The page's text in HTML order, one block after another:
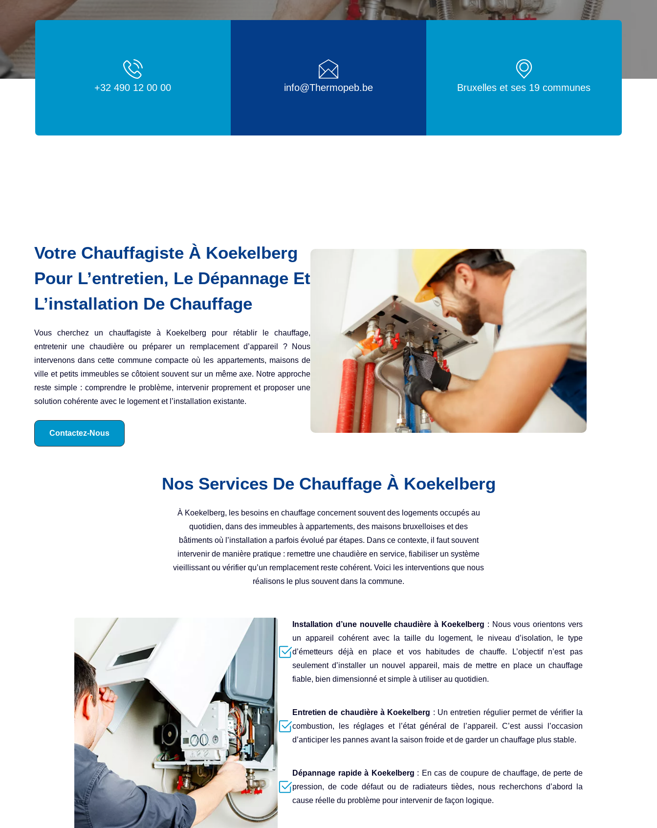
+32 490 12 00 00 info@Thermopeb.be Bruxelles et ses 19 communes
Votre Chauffagiste À Koekelberg
Pour L’entretien, Le Dépannage Et
L’installation De Chauffage
Vous cherchez un chauffagiste à Koekelberg pour rétablir le chauffage,
entretenir une chaudière ou préparer un remplacement d’appareil ? Nous
intervenons dans cette commune compacte où les appartements, maisons de
ville et petits immeubles se côtoient souvent sur un même axe. Notre approche
reste simple : comprendre le problème, intervenir proprement et proposer une
solution cohérente avec le logement et l’installation existante.
Contactez-Nous
Nos Services De Chauffage À Koekelberg
À Koekelberg, les besoins en chauffage concernent souvent des logements occupés au
quotidien, dans des immeubles à appartements, des maisons bruxelloises et des
bâtiments où l’installation a parfois évolué par étapes. Dans ce contexte, il faut souvent
intervenir de manière pratique : remettre une chaudière en service, fiabiliser un système
vieillissant ou vérifier qu’un remplacement reste cohérent. Voici les interventions que nous
réalisons le plus souvent dans la commune.
Installation d’une nouvelle chaudière à Koekelberg : Nous vous orientons vers
un appareil cohérent avec la taille du logement, le niveau d’isolation, le type
d’émetteurs déjà en place et vos habitudes de chauffe. L’objectif n’est pas
seulement d’installer un nouvel appareil, mais de mettre en place un chauffage
fiable, bien dimensionné et simple à utiliser au quotidien.
Entretien de chaudière à Koekelberg : Un entretien régulier permet de vérifier la
combustion, les réglages et l’état général de l’appareil. C’est aussi l’occasion
d’anticiper les pannes avant la saison froide et de garder un chauffage plus stable.
Dépannage rapide à Koekelberg : En cas de coupure de chauffage, de perte de
pression, de code défaut ou de radiateurs tièdes, nous recherchons d’abord la
cause réelle du problème pour intervenir de façon logique.